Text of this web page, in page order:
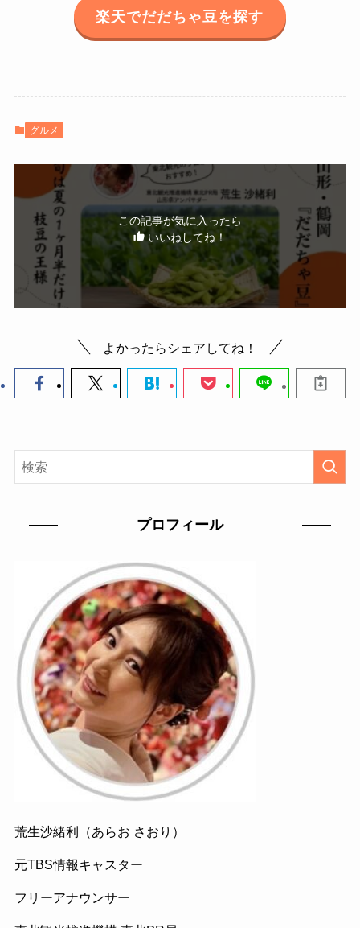
楽天でだだちゃ豆を探す
グルメ
この記事が気に入ったら
いいねしてね！
よかったらシェアしてね！
プロフィール
荒生沙緒利（あらお さおり）
元TBS情報キャスター
フリーアナウンサー